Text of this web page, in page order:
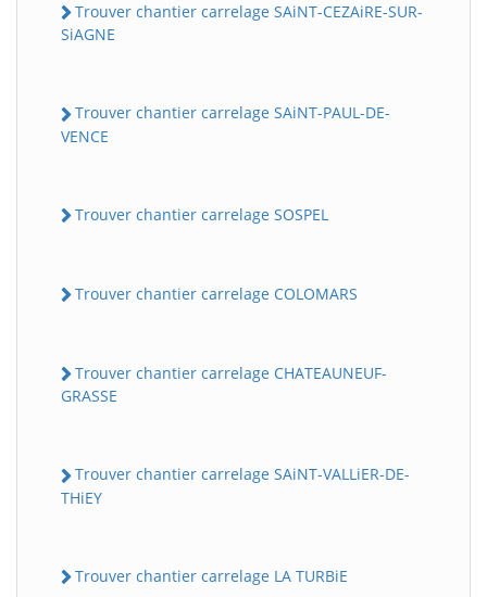
Trouver chantier carrelage SAiNT-CEZAiRE-SUR-
SiAGNE
Trouver chantier carrelage SAiNT-PAUL-DE-
VENCE
Trouver chantier carrelage SOSPEL
Trouver chantier carrelage COLOMARS
Trouver chantier carrelage CHATEAUNEUF-
GRASSE
Trouver chantier carrelage SAiNT-VALLiER-DE-
THiEY
Trouver chantier carrelage LA TURBiE